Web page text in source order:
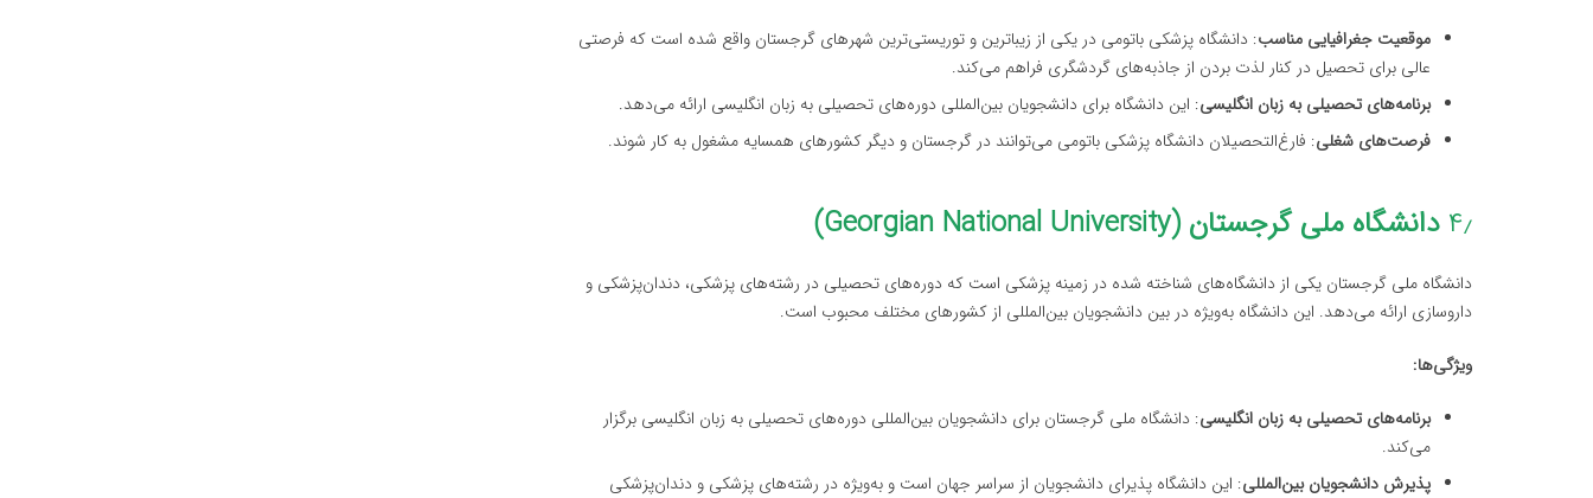
موقعیت جغرافیایی مناسب: دانشگاه پزشکی باتومی در یکی از زیباترین و توریستی‌ترین شهرهای گرجستان واقع شده است که فرصتی
عالی برای تحصیل در کنار لذت بردن از جاذبه‌های گردشگری فراهم می‌کند.
برنامه‌های تحصیلی به زبان انگلیسی: این دانشگاه برای دانشجویان بین‌المللی دوره‌های تحصیلی به زبان انگلیسی ارائه می‌دهد.
فرصت‌های شغلی: فارغ‌التحصیلان دانشگاه پزشکی باتومی می‌توانند در گرجستان و دیگر کشورهای همسایه مشغول به کار شوند.
۴٫ دانشگاه ملی گرجستان (Georgian National University)
دانشگاه ملی گرجستان یکی از دانشگاه‌های شناخته شده در زمینه پزشکی است که دوره‌های تحصیلی در رشته‌های پزشکی، دندان‌پزشکی و
داروسازی ارائه می‌دهد. این دانشگاه به‌ویژه در بین دانشجویان بین‌المللی از کشورهای مختلف محبوب است.
ویژگی‌ها:
برنامه‌های تحصیلی به زبان انگلیسی: دانشگاه ملی گرجستان برای دانشجویان بین‌المللی دوره‌های تحصیلی به زبان انگلیسی برگزار
می‌کند.
پذیرش دانشجویان بین‌المللی: این دانشگاه پذیرای دانشجویان از سراسر جهان است و به‌ویژه در رشته‌های پزشکی و دندان‌پزشکی